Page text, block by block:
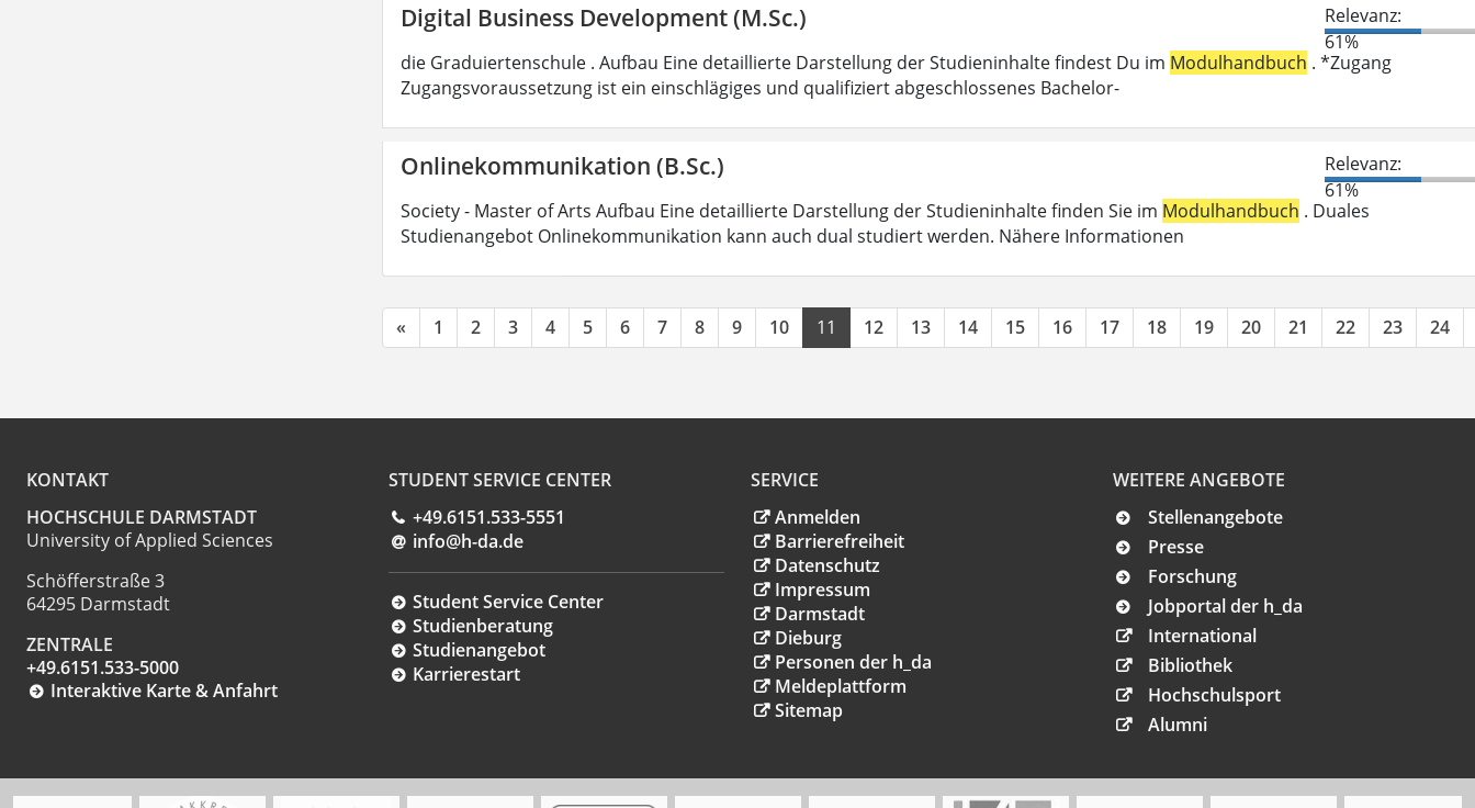
Digital Business Development (M.Sc.)
Relevanz:
61%
die Graduiertenschule . Aufbau Eine detaillierte Darstellung der Studieninhalte findest Du im Modulhandbuch . *Zugang
Zugangsvoraussetzung ist ein einschlägiges und qualifiziert abgeschlossenes Bachelor-
Onlinekommunikation (B.Sc.)
Relevanz:
61%
Society - Master of Arts Aufbau Eine detaillierte Darstellung der Studieninhalte finden Sie im Modulhandbuch . Duales
Studienangebot Onlinekommunikation kann auch dual studiert werden. Nähere Informationen
« 1 2 3 4 5 6 7 8 9 10 11 12 13 14 15 16 17 18 19 20 21 22 23 24
KONTAKT
HOCHSCHULE DARMSTADT
University of Applied Sciences
Schöfferstraße 3
64295 Darmstadt
ZENTRALE
+49.6151.533-5000
Interaktive Karte & Anfahrt
STUDENT SERVICE CENTER
+49.6151.533-5551
info@h-da.de
Student Service Center
Studienberatung
Studienangebot
Karrierestart
SERVICE
Anmelden
Barrierefreiheit
Datenschutz
Impressum
Darmstadt
Dieburg
Personen der h_da
Meldeplattform
Sitemap
WEITERE ANGEBOTE
Stellenangebote
Presse
Forschung
Jobportal der h_da
International
Bibliothek
Hochschulsport
Alumni